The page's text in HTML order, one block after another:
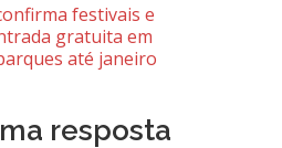
festivais e
gratuita em
até janeiro
resposta